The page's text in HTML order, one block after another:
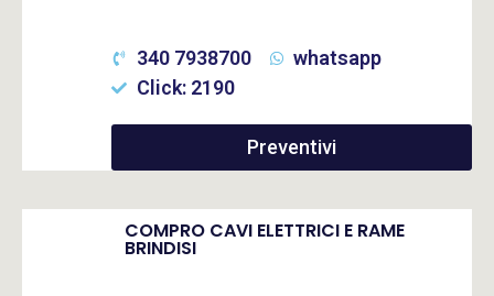
340 7938700
whatsapp
Click: 2190
Preventivi
COMPRO CAVI ELETTRICI E RAME
BRINDISI